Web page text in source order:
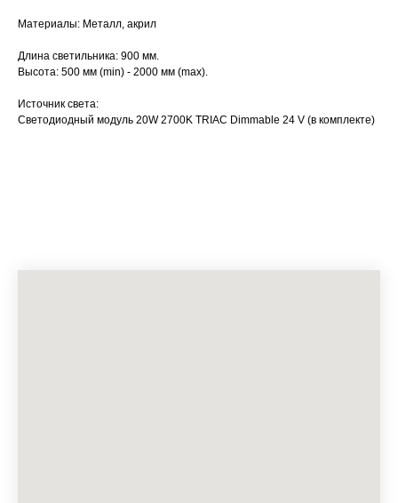
Материалы: Металл, акрил
Длина светильника: 900 мм.
Высота: 500 мм (min) - 2000 мм (max).
Источник света:
Светодиодный модуль 20W 2700K TRIAC Dimmable 24 V (в комплекте)